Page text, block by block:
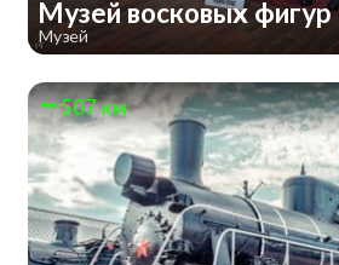
Музей восковых фигур
Музей
507 км